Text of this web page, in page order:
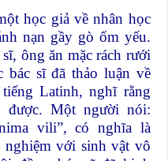
học giả về nhân học
nạn gầy gò ốm yếu.
ông ăn mặc rách rưới
bác sĩ đã thảo luận về
Latinh, nghĩ rằng
được. Một người nói:
vili”, có nghĩa là
nghiệm với sinh vật vô